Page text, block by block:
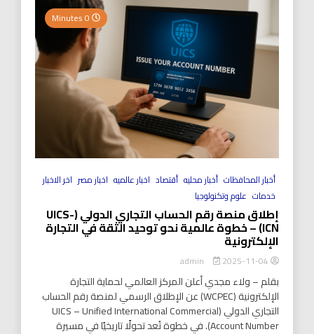
أخبار المحافظات أخبار محليه أقتصاد اخبار عالميه اخبار مصر اخر الاخبار
خدمات علوم وتكنولوجيا
إطلاق منصة رقم الحساب التجاري الدولي (UICS-
ICN) – خطوة عالمية نحو توحيد الثقة في التجارة
الإلكترونية
2025-11-04
بقلم – ولاء مجدي أعلن المركز العالمي لحماية التجارة
الإلكترونية (WCPEC) عن الإطلاق الرسمي لمنصة رقم الحساب
التجاري الدولي (UICS – Unified International Commercial
Account Number). في خطوة تُعد تحولًا تاريخيًا في مسيرة